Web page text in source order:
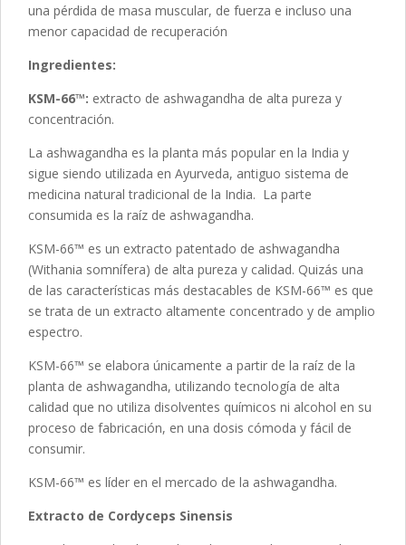
una pérdida de masa muscular, de fuerza e incluso una
menor capacidad de recuperación
Ingredientes:
KSM-66™: extracto de ashwagandha de alta pureza y
concentración.
La ashwagandha es la planta más popular en la India y
sigue siendo utilizada en Ayurveda, antiguo sistema de
medicina natural tradicional de la India. La parte
consumida es la raíz de ashwagandha.
KSM-66™ es un extracto patentado de ashwagandha
(Withania somnífera) de alta pureza y calidad. Quizás una
de las características más destacables de KSM-66™ es que
se trata de un extracto altamente concentrado y de amplio
espectro.
KSM-66™ se elabora únicamente a partir de la raíz de la
planta de ashwagandha, utilizando tecnología de alta
calidad que no utiliza disolventes químicos ni alcohol en su
proceso de fabricación, en una dosis cómoda y fácil de
consumir.
KSM-66™ es líder en el mercado de la ashwagandha.
Extracto de Cordyceps Sinensis